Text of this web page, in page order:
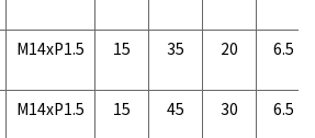
M14xP1.5 15 35 20 6.5
M14xP1.5 15 45 30 6.5